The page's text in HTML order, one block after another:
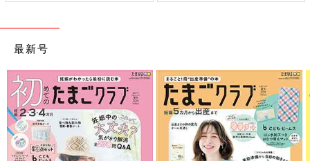
最新号